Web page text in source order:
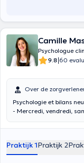
Camille
Psychologue
9.8|60
Over de
Psychologie et bilans
- Mercredi, vendredi,
Praktijk 1Praktijk 2